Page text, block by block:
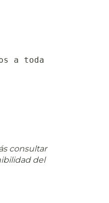
a toda
consultar
del